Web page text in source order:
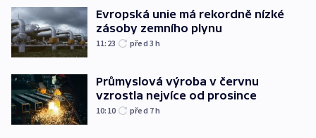
Evropská unie má rekordně nízké
zásoby zemního plynu
11:23 před 3h
Průmyslová výroba v červnu
vzrostla nejvíce od prosince
10:10 před 7h